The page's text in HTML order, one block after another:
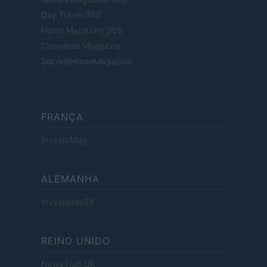
Day Travel 365
Home Magazine 365
Cineverse Magazine
SecondHomeMagazine
FRANÇA
InvestirMag
ALEMANHA
Investieren24
REINO UNIDO
News Hub UK